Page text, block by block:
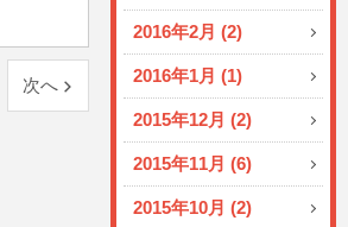
2016年2月 (2)
2016年1月 (1)
2015年12月 (2)
2015年11月 (6)
2015年10月 (2)
次へ